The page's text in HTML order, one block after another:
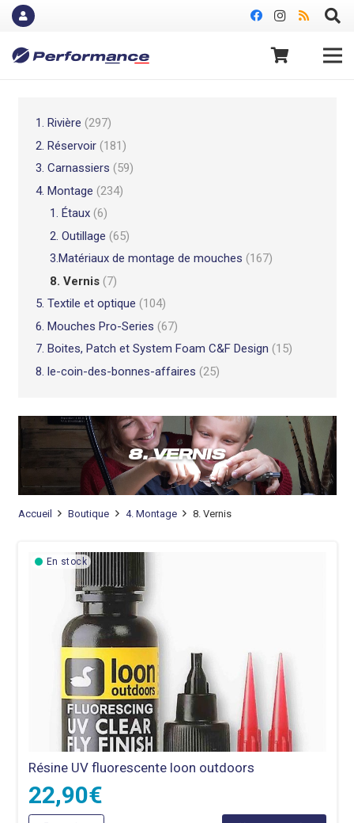
1. Rivière (297)
2. Réservoir (181)
3. Carnassiers (59)
4. Montage (234)
1. Étaux (6)
2. Outillage (65)
3.Matériaux de montage de mouches (167)
8. Vernis (7)
5. Textile et optique (104)
6. Mouches Pro-Series (67)
7. Boites, Patch et System Foam C&F Design (15)
8. le-coin-des-bonnes-affaires (25)
8. VERNIS
Accueil Boutique 4. Montage 8. Vernis
Résine UV fluorescente loon outdoors
22,90€
En stock